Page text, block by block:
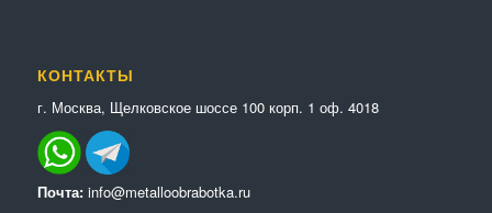
КОНТАКТЫ
г. Москва, Щелковское шоссе 100 корп. 1 оф. 4018
Почта: info@metalloobrabotka.ru